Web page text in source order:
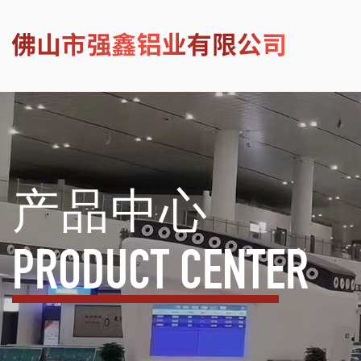
产品中心
PRODUCT CENTER